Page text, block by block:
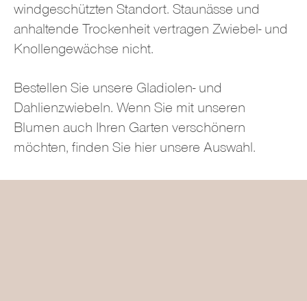
windgeschützten Standort. Staunässe und
anhaltende Trockenheit vertragen Zwiebel- und
Knollengewächse nicht.
Bestellen Sie unsere Gladiolen- und
Dahlienzwiebeln. Wenn Sie mit unseren
Blumen auch Ihren Garten verschönern
möchten, finden Sie hier unsere Auswahl.